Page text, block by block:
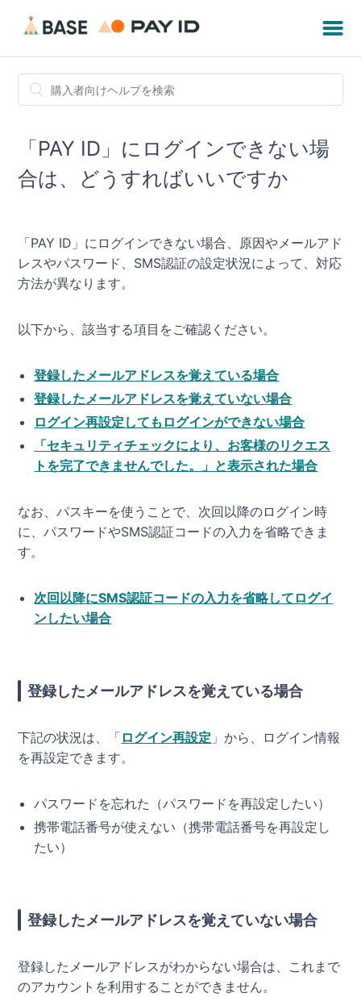
「PAY ID」にログインできない場
合は、どうすればいいですか
「PAY ID」にログインできない場合、原因やメールアド
レスやパスワード、SMS認証の設定状況によって、対応
方法が異なります。
以下から、該当する項目をご確認ください。
登録したメールアドレスを覚えている場合
登録したメールアドレスを覚えていない場合
ログイン再設定してもログインができない場合
「セキュリティチェックにより、お客様のリクエス
トを完了できませんでした。」と表示された場合
なお、パスキーを使うことで、次回以降のログイン時
に、パスワードやSMS認証コードの入力を省略できま
す。
次回以降にSMS認証コードの入力を省略してログイ
ンしたい場合
登録したメールアドレスを覚えている場合
下記の状況は、「 ログイン再設定 」から、ログイン情報
を再設定できます。
パスワードを忘れた（パスワードを再設定したい）
携帯電話番号が使えない（携帯電話番号を再設定し
たい）
登録したメールアドレスを覚えていない場合
登録したメールアドレスがわからない場合は、これまで
のアカウントを利用することができません。